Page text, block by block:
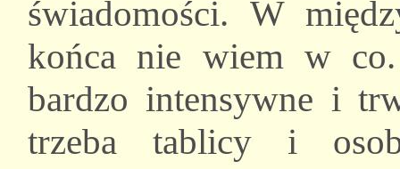
świadomości. W
końca nie wiem w co.
bardzo intensywne i
trzeba tablicy i